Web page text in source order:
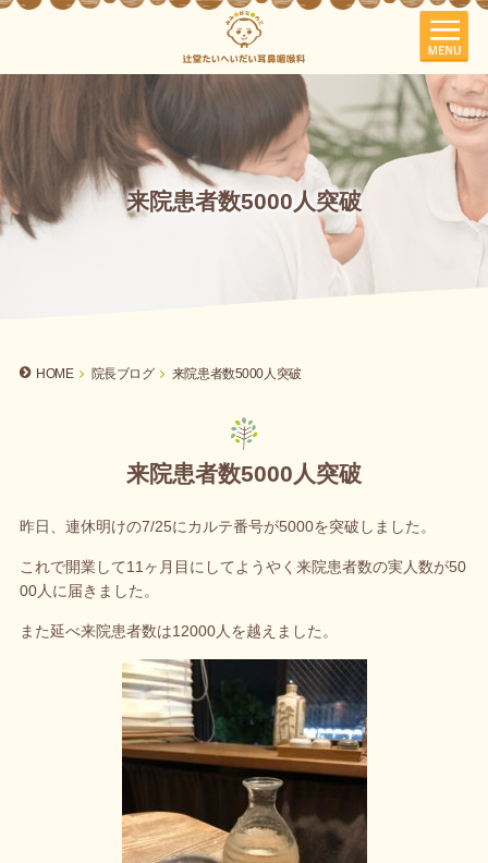
来院患者数5000人突破
HOME 院長ブログ 来院患者数5000人突破
来院患者数5000人突破
昨日、連休明けの7/25にカルテ番号が5000を突破しました。
これで開業して11ヶ月目にしてようやく来院患者数の実人数が50
00人に届きました。
また延べ来院患者数は12000人を越えました。